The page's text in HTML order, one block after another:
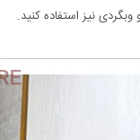
نیز استفاده کنید.